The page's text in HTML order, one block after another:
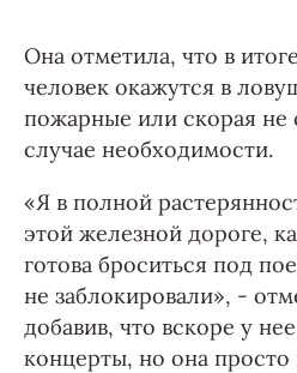
Она отметила, что в
человек окажутся в
пожарные или скорая не
случае необходимости.
«Я в полной
этой железной дороге,
готова броситься под
не заблокировали», -
добавив, что вскоре у
концерты, но она